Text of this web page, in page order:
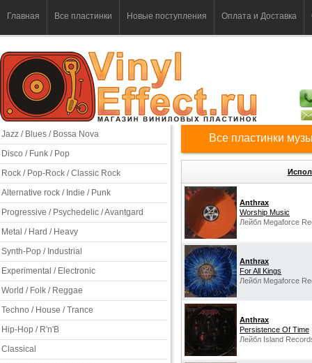
Главная Все пластинки Новые поступления Оплата и Доставка
Jazz / Blues / Bossa Nova
Disco / Funk / Pop
Rock / Pop-Rock / Classic Rock
Alternative rock / Indie / Punk
Progressive / Psychedelic / Avantgard
Metal / Hard / Heavy
Synth-Pop / Industrial
Experimental / Electronic
World / Folk / Reggae
Techno / House / Trance
Hip-Hop / R'n'B
Classical
Все пластинки
Anthrax
Worship Music
Лейбл Megaforce
Anthrax
For All Kings
Лейбл Megaforce
Anthrax
Persistence Of Time
Лейбл Island